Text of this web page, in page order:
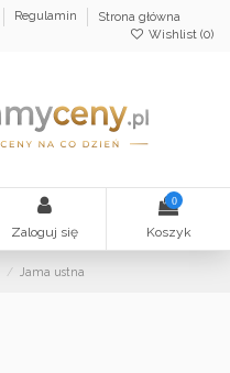
Regulamin
Strona główna
Wishlist (0)
Zaloguj się
0
Koszyk
Jama ustna